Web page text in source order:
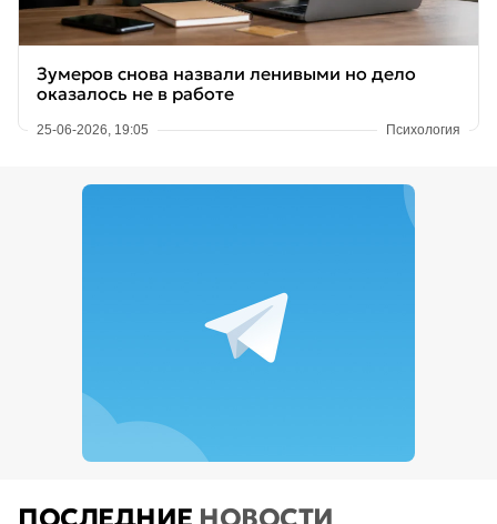
Зумеров снова назвали ленивыми но дело
оказалось не в работе
25-06-2026, 19:05 Психология